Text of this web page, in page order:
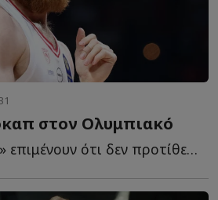
στον Ολυμπιακό
Οι «ερυθρόλευκοι» επιμένουν ότι δεν προτίθενται να α...